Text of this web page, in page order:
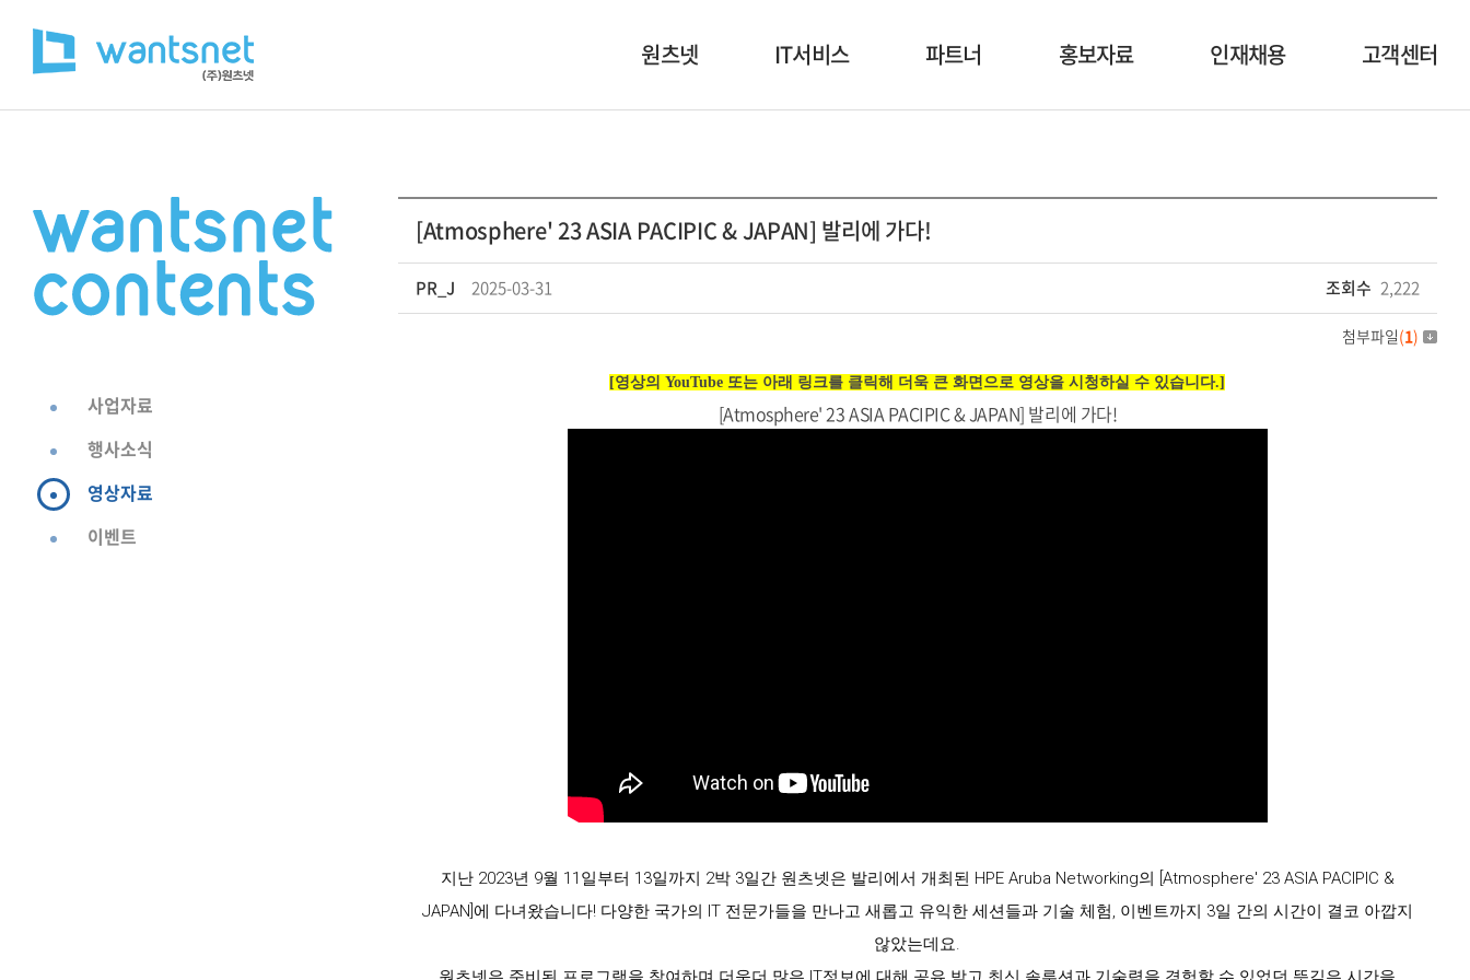
원츠넷
인사말
회사연혁
본부소개
IT서비스
보안
디지털 인프라
HABER
파트너
협력사
홍보자료
행사소식
인재채용
복리후생
고객센터
1:1 문의
사업자료
행사소식
영상자료
이벤트
[Atmosphere' 23 ASIA PACIPIC & JAPAN] 발리에 가다!
PR_J 2025-03-31 조회수 2,222
첨부파일(1)
[영상의 YouTube 또는 아래 링크를 클릭해 더욱 큰 화면으로 영상을 시청하실 수 있습니다.]
[Atmosphere' 23 ASIA PACIPIC & JAPAN] 발리에 가다!
지난 2023년 9월 11일부터 13일까지 2박 3일간 원츠넷은 발리에서 개최된 HPE Aruba Networking의 [Atmosphere' 23 ASIA PACIPIC &
JAPAN]에 다녀왔습니다! 다양한 국가의 IT 전문가들을 만나고 새롭고 유익한 세션들과 기술 체험, 이벤트까지 3일 간의 시간이 결코 아깝지
않았는데요.